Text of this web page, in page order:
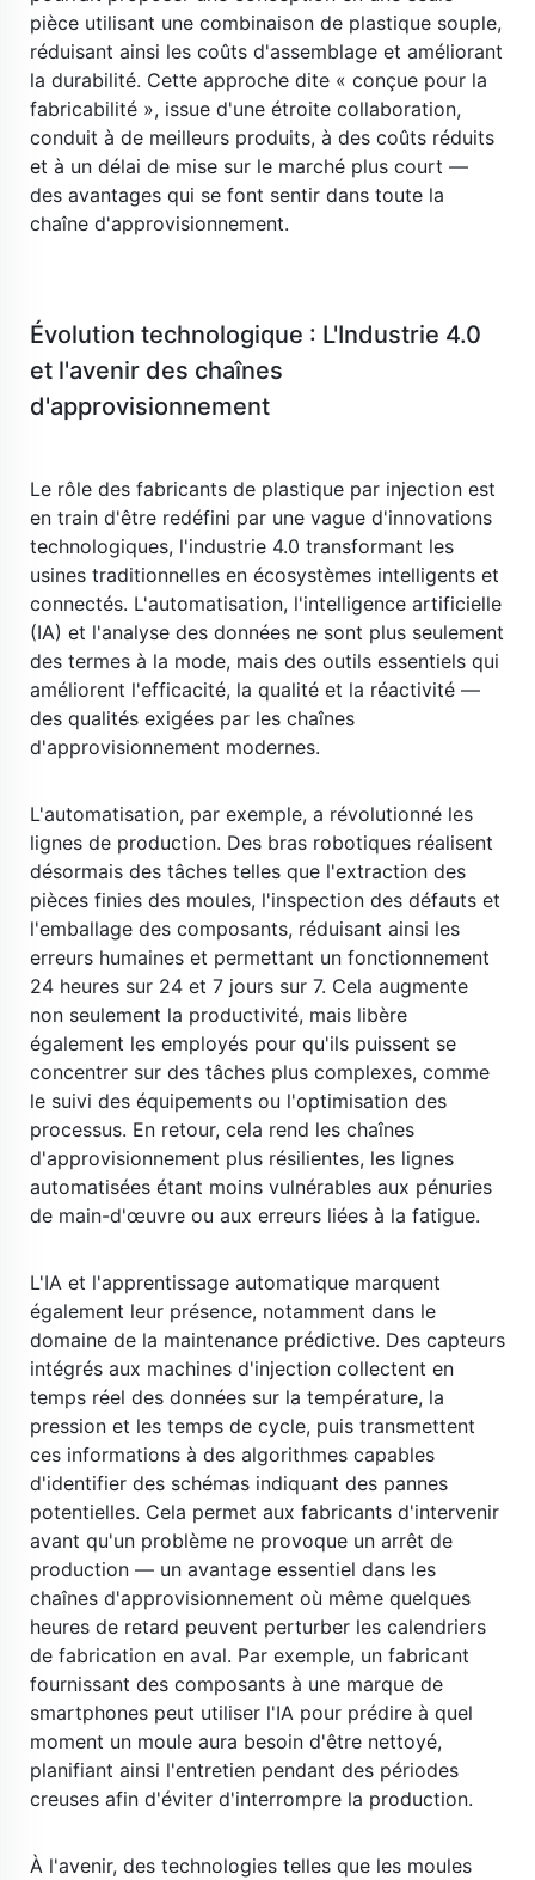
pièce utilisant une combinaison de plastique souple,
réduisant ainsi les coûts d'assemblage et améliorant
la durabilité. Cette approche dite « conçue pour la
fabricabilité », issue d'une étroite collaboration,
conduit à de meilleurs produits, à des coûts réduits
et à un délai de mise sur le marché plus court —
des avantages qui se font sentir dans toute la
chaîne d'approvisionnement.
Évolution technologique : L'Industrie 4.0
et l'avenir des chaînes
d'approvisionnement
Le rôle des fabricants de plastique par injection est
en train d'être redéfini par une vague d'innovations
technologiques, l'industrie 4.0 transformant les
usines traditionnelles en écosystèmes intelligents et
connectés. L'automatisation, l'intelligence artificielle
(IA) et l'analyse des données ne sont plus seulement
des termes à la mode, mais des outils essentiels qui
améliorent l'efficacité, la qualité et la réactivité —
des qualités exigées par les chaînes
d'approvisionnement modernes.
L'automatisation, par exemple, a révolutionné les
lignes de production. Des bras robotiques réalisent
désormais des tâches telles que l'extraction des
pièces finies des moules, l'inspection des défauts et
l'emballage des composants, réduisant ainsi les
erreurs humaines et permettant un fonctionnement
24 heures sur 24 et 7 jours sur 7. Cela augmente
non seulement la productivité, mais libère
également les employés pour qu'ils puissent se
concentrer sur des tâches plus complexes, comme
le suivi des équipements ou l'optimisation des
processus. En retour, cela rend les chaînes
d'approvisionnement plus résilientes, les lignes
automatisées étant moins vulnérables aux pénuries
de main-d'œuvre ou aux erreurs liées à la fatigue.
L'IA et l'apprentissage automatique marquent
également leur présence, notamment dans le
domaine de la maintenance prédictive. Des capteurs
intégrés aux machines d'injection collectent en
temps réel des données sur la température, la
pression et les temps de cycle, puis transmettent
ces informations à des algorithmes capables
d'identifier des schémas indiquant des pannes
potentielles. Cela permet aux fabricants d'intervenir
avant qu'un problème ne provoque un arrêt de
production — un avantage essentiel dans les
chaînes d'approvisionnement où même quelques
heures de retard peuvent perturber les calendriers
de fabrication en aval. Par exemple, un fabricant
fournissant des composants à une marque de
smartphones peut utiliser l'IA pour prédire à quel
moment un moule aura besoin d'être nettoyé,
planifiant ainsi l'entretien pendant des périodes
creuses afin d'éviter d'interrompre la production.
À l'avenir, des technologies telles que les moules